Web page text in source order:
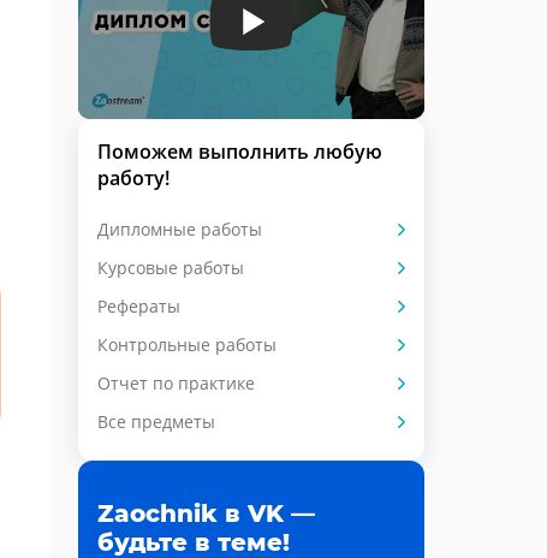
Поможем выполнить любую
работу!
Дипломные работы
Курсовые работы
Рефераты
Контрольные работы
Отчет по практике
Все предметы
Zaochnik в VK —
будьте в теме!